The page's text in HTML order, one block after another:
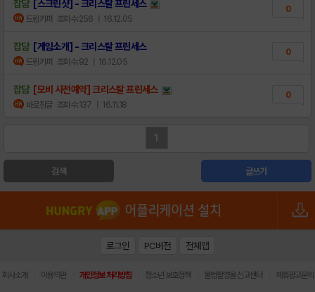
잡담 [스크린샷] - 크리스탈 프린세스
드림키퍼 조회수:256 | 16.12.05
0
잡담 [게임소개] - 크리스탈 프린세스
드림키퍼 조회수:92 | 16.12.05
0
잡담 [모비 사전예약] 크리스탈 프린세스
바로참글 조회수:137 | 16.11.18
0
1
검색 글쓰기
로그인 PC버전 전체앱
회사소개 이용약관 개인정보 처리방침 청소년 보호정책 불법촬영물 신고센터 제휴광고문의